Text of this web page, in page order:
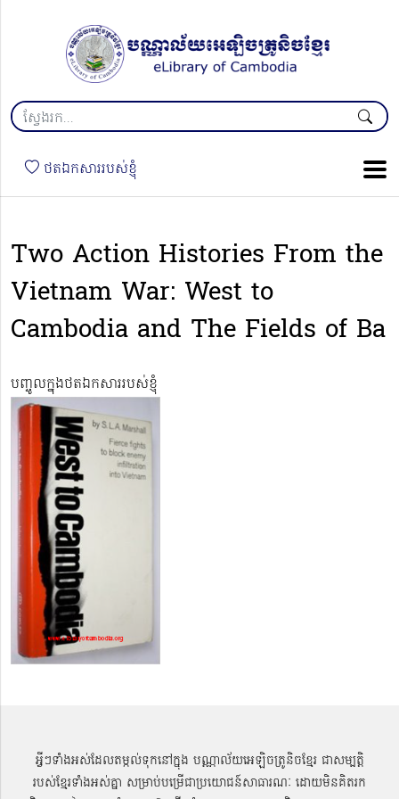
ថតឯកសាររបស់ខ្ញុំ
Two Action Histories From the
Vietnam War: West to
Cambodia and The Fields of Ba
បញ្ចូលក្នុងថតឯកសាររបស់ខ្ញុំ
អ្វីៗទាំងអស់ដែលតម្កល់ទុកនៅក្នុង បណ្ណាល័យអេឡិចត្រូនិចខ្មែរ ជាសម្បតិ្ត
របស់ខ្មែរទាំងអស់គ្នា សម្រាប់បម្រើជាប្រយោជន៍សាធារណៈ ដោយមិនគិតរក